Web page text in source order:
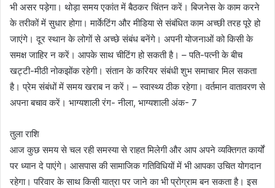
भी असर पड़ेगा। थोड़ा समय एकांत में बैठकर चिंतन करें। बिजनेस के काम करने
के तरीकों में सुधार होगा। मार्केटिंग और मीडिया से संबंधित काम अच्छी तरह पूरे हो
जाएंगे। दूर स्थान के लोगों से अच्छे संबंध बनेंगे। अपनी योजनाओं को किसी के
समक्ष जाहिर न करें। आपके साथ चीटिंग हो सकती है। – पति-पत्नी के बीच
खट्टी-मीठी नोकझोंक रहेगी। संतान के करियर संबंधी शुभ समाचार मिल सकता
है। प्रेम संबंधों में समय खराब न करें। – स्वास्थ्य ठीक रहेगा। वर्तमान वातावरण से
अपना बचाव करें। भाग्यशाली रंग- नीला, भाग्यशाली अंक- 7
तुला राशि
आज कुछ समय से चल रही समस्या से राहत मिलेगी और आप अपने व्यक्तिगत कार्यों
पर ध्यान दे पाएंगे। आसपास की सामाजिक गतिविधियों में भी आपका उचित योगदान
रहेगा। परिवार के साथ किसी यात्रा पर जाने का भी प्रोग्राम बन सकता है। इस